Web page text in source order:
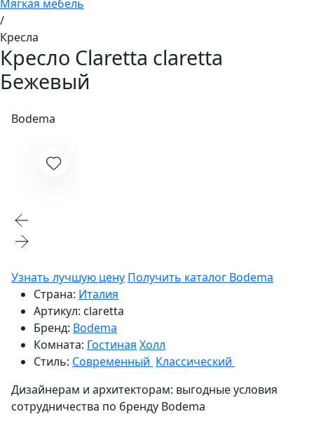
Мягкая мебель
/
Кресла
Кресло Claretta claretta
Бежевый
Bodema
Узнать лучшую цену Получить каталог Bodema
Страна: Италия
Артикул: claretta
Бренд: Bodema
Комната: Гостиная Холл
Стиль: Современный Классический
Дизайнерам и архитекторам: выгодные условия
сотрудничества по бренду Bodema